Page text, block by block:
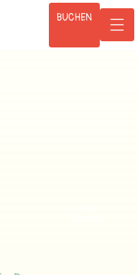
BUCHEN